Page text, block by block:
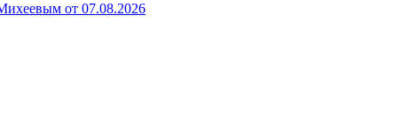
от 07.08.2026